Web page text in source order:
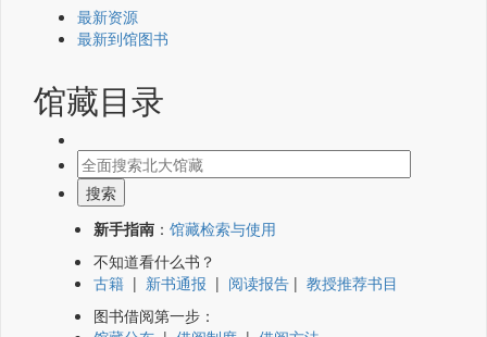
最新资源
最新到馆图书
馆藏目录
新手指南 ： 馆藏检索与使用
不知道看什么书？
古籍 | 新书通报 | 阅读报告 | 教授推荐书目
图书借阅第一步：